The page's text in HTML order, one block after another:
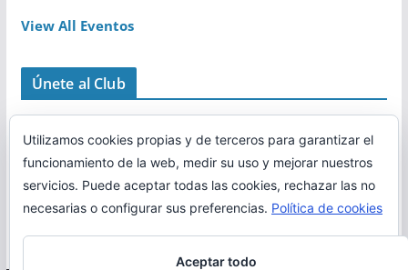
View All Eventos
Únete al Club
Utilizamos cookies propias y de terceros para garantizar el
funcionamiento de la web, medir su uso y mejorar nuestros
servicios. Puede aceptar todas las cookies, rechazar las no
necesarias o configurar sus preferencias. Política de cookies
Aceptar todo